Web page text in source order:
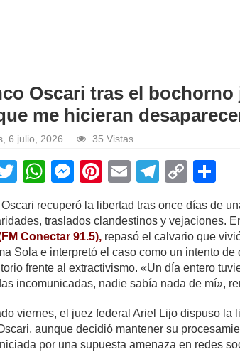
Oscari tras el
me hicieran
6 julio, 2026 35 Vistas
T
wi
tt
er
W
at
s
A
p
p
M
e
ss
e
n
g
er
Pi
nt
er
e
st
E
m
ail
T
e
gr
a
m
C
o
p
y
Li
n
k
h
ar
e
Oscari recuperó la libertad tras once días de
traslados clandestinos y vejaciones.
Conectar 91.5), repasó el calvario que
Sola e interpretó el caso como un intento
frente al extractivismo. «Un día entero
incomunicadas, nadie sabía nada de mí»,
viernes, el juez federal Ariel Lijo dispuso la
aunque decidió mantener su
por una supuesta amenaza en redes